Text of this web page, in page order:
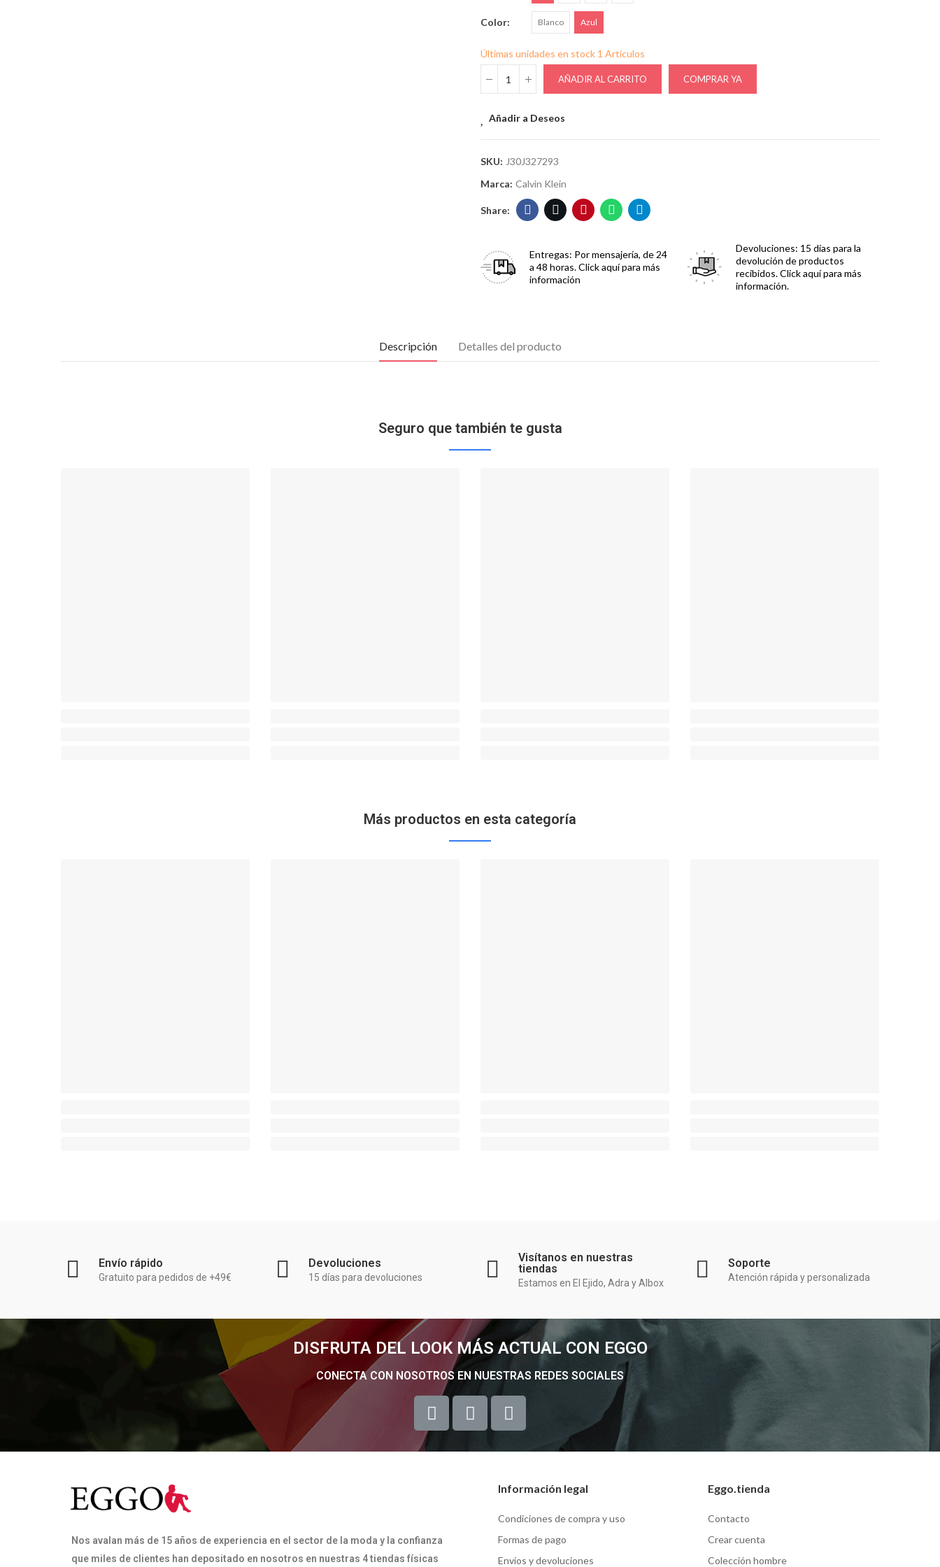
Color Blanco Azul
Últimas unidades en stock 1 Artículos
AÑADIR AL CARRITO COMPRAR YA
Añadir a Deseos
SKU: J30J327293
Marca: Calvin Klein
Entregas: Por mensajería, de 24
a 48 horas. Click aquí para más
información
Devoluciones: 15 días para la
devolución de productos
recibidos. Click aquí para más
información.
Descripción Detalles del producto
Seguro que también te gusta
Más productos en esta categoría
Envío rápido
Gratuito para pedidos de +49€
Devoluciones
15 días para devoluciones
Visítanos en nuestras
tiendas
Estamos en El Ejido, Adra y Albox
Soporte
Atención rápida y personalizada
DISFRUTA DEL LOOK MÁS ACTUAL CON EGGO
CONECTA CON NOSOTROS EN NUESTRAS REDES SOCIALES
Nos avalan más de 15 años de experiencia en el sector de la moda y la confianza
que miles de clientes han depositado en nosotros en nuestras 4 tiendas físicas
Información legal
Condiciones de compra y uso
Formas de pago
Envíos y devoluciones
Eggo.tienda
Contacto
Crear cuenta
Colección hombre